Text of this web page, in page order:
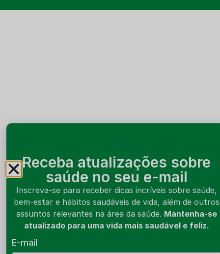
Receba atualizações sobre
saúde no seu e-mail
Inscreva-se para receber dicas incríveis sobre saúde,
bem-estar e hábitos saudáveis de vida, além de outros
assuntos relevantes na área da saúde. Mantenha-se
atualizado para uma vida mais saudável e feliz.
E-mail